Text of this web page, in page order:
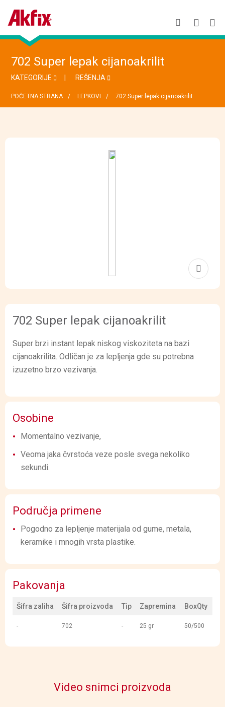
702 Super lepak cijanoakrilit
KATEGORIJE REŠENJA
POČETNA STRANA LEPKOVI 702 Super lepak cijanoakrilit
702 Super lepak cijanoakrilit
Super brzi instant lepak niskog viskoziteta na bazi
cijanoakrilita. Odličan je za lepljenja gde su potrebna
izuzetno brzo vezivanja.
Osobine
Momentalno vezivanje,
Veoma jaka čvrstoća veze posle svega nekoliko
sekundi.
Područja primene
Pogodno za lepljenje materijala od gume, metala,
keramike i mnogih vrsta plastike.
Pakovanja
Šifra zaliha Šifra proizvoda Tip Zapremina BoxQty
- 702 - 25 gr 50/500
Video snimci proizvoda